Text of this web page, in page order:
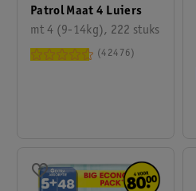
Patrol Maat 4 Luiers
mt 4 (9-14kg), 222 stuks
42476